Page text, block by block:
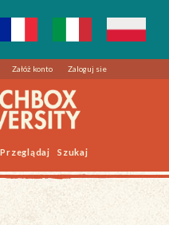
Załóż konto Zaloguj sie
Przeglądaj Szukaj